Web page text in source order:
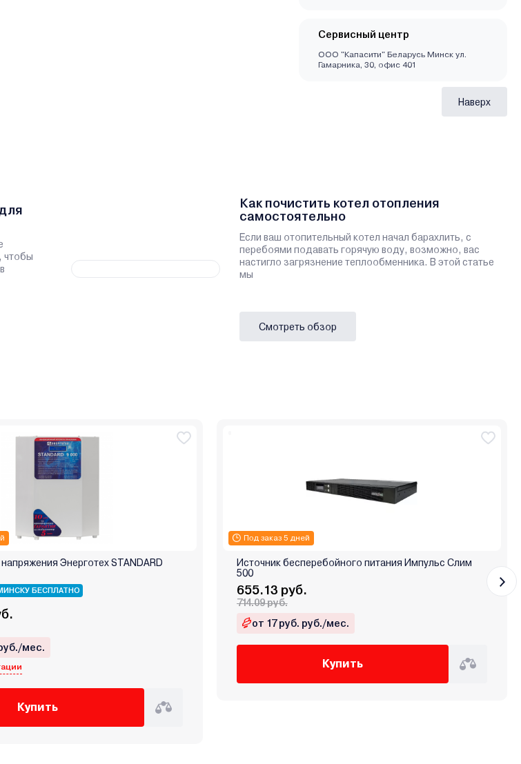
Сервисный центр
ООО "Капасити" Беларусь Минск ул.
Гамарника, 30, офис 401
Наверх
чтобы
Как почистить котел отопления
самостоятельно
Если ваш отопительный котел начал барахлить, с
перебоями подавать горячую воду, возможно, вас
настигло загрязнение теплообменника. В этой статье
мы
Смотреть обзор
Энерготех STANDARD
БЕСПЛАТНО
мес.
Купить
Под заказ 5 дней
Источник бесперебойного питания Импульс Слим
500
655.13 руб.
714.09 руб.
от 17 руб. руб./мес.
Купить